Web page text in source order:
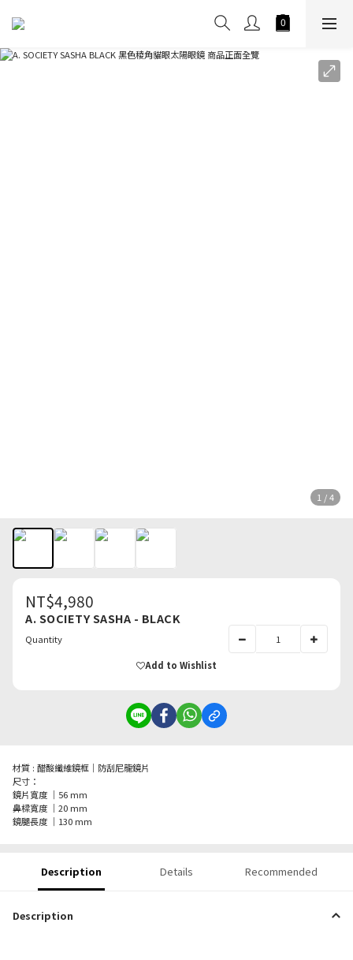
1 / 4
NT$4,980
A. SOCIETY SASHA - BLACK
Quantity
Add to Wishlist
材質 : 醋酸纖維鏡框｜防刮尼龍鏡片
尺寸：
鏡片寬度 ｜56 mm
鼻樑寬度 ｜20 mm
鏡腿長度 ｜130 mm
Description Details Recommended
Description